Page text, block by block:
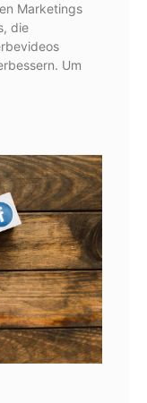
Marketings
die
Um